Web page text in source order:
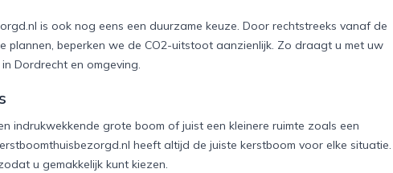
is ook nog eens een duurzame keuze. Door rechtstreeks vanaf de
beperken we de CO2-uitstoot aanzienlijk. Zo draagt u met uw
Dordrecht en omgeving.
indrukwekkende grote boom of juist een kleinere ruimte zoals een
heeft altijd de juiste kerstboom voor elke situatie.
u gemakkelijk kunt kiezen.